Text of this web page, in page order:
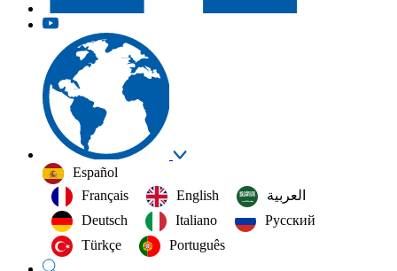
Español
Français
English
العربية‏
Deutsch
Italiano
Русский
Türkçe
Português